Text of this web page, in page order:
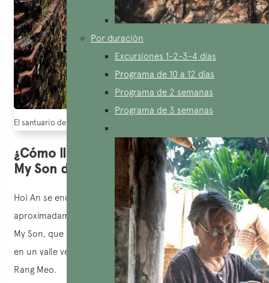
Por duración
Excursiones 1-2-3-4 días
Programa de 10 a 12 días
Programa de 2 semanas
Programa de 3 semanas
El santuario de My Son, quang nam, en el centro de Vietnam (Fuente:
¿Cómo llegar fácilmente al Santuario de
My Son desde Hoi An?
Hoi An se encuentra a 42 km de My Son, lo que equivale a
aproximadamente 1 hora y 15 minutos en coche. El sitio de
My Son, que se extiende por 142 hectáreas, está ubicado
en un valle verde rodeado por las montañas Mhadravata y
Rang Meo.